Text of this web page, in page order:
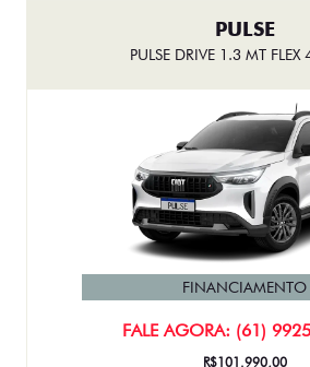
FALE AGORA: (61)
FINANCIAMENTO
De: R$ 142.490,00
R$ 133.990,00
Ver oferta